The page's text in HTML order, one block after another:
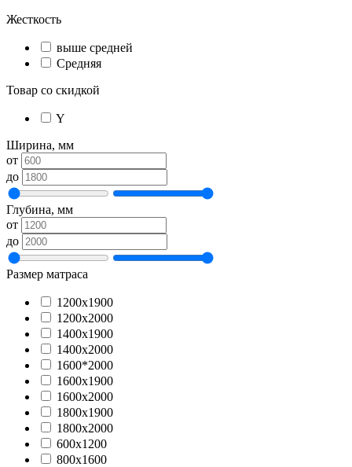
Жесткость
выше средней
Средняя
Товар со скидкой
Y
Ширина, мм
от
до
Глубина, мм
от
до
Размер матраса
1200х1900
1200х2000
1400х1900
1400х2000
1600*2000
1600х1900
1600х2000
1800х1900
1800х2000
600х1200
800х1600